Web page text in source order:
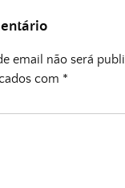
email não será
com *